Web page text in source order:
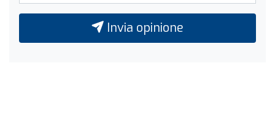
Invia opinione